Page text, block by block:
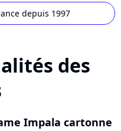
depuis 1997
des
Impala cartonne